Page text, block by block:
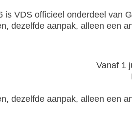
is VDS officieel onderdeel van
dezelfde aanpak, alleen een
Vanaf 1
dezelfde aanpak, alleen een